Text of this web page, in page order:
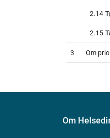
2.14
2.15
3 Om
Om